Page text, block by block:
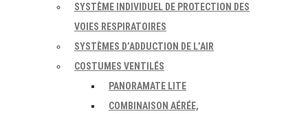
SYSTÈME INDIVIDUEL DE PROTECTION DES
VOIES RESPIRATOIRES
SYSTÈMES D’ADDUCTION DE L’AIR
COSTUMES VENTILÉS
PANORAMATE LITE
COMBINAISON AÉRÉE,